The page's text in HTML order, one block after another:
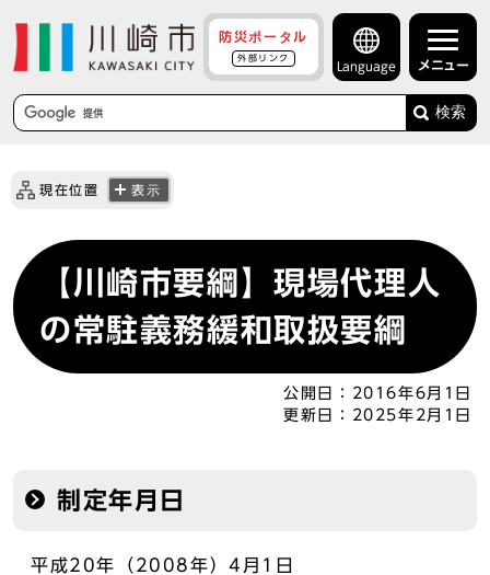
防災ポータル
外部リンク
Language メニュー
検索
現在位置 表示
【川崎市要綱】現場代理人
の常駐義務緩和取扱要綱
公開日：
2016年6月1日
更新日：
2025年2月1日
制定年月日
平成20年（2008年）4月1日